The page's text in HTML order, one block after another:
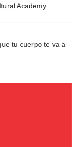
Academy
tu cuerpo te va a